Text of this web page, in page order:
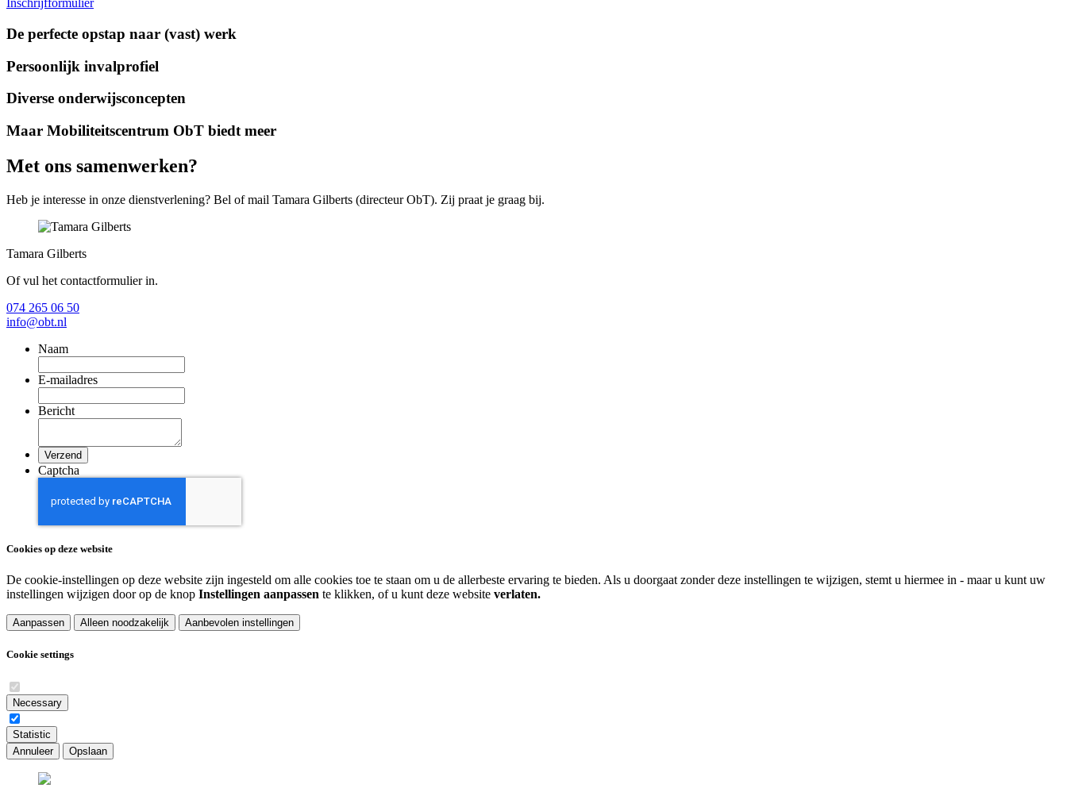
Inschrijfformulier
De perfecte opstap naar (vast) werk
Persoonlijk invalprofiel
Diverse onderwijsconcepten
Maar Mobiliteitscentrum ObT biedt meer
Met ons samenwerken?
Heb je interesse in onze dienstverlening? Bel of mail Tamara Gilberts (directeur ObT). Zij praat je graag bij.
Tamara Gilberts
Of vul het contactformulier in.
074 265 06 50
info@obt.nl
Naam
E-mailadres
Bericht
Captcha
Cookies op deze website
De cookie-instellingen op deze website zijn ingesteld om alle cookies toe te staan om u de allerbeste ervaring te bieden. Als u doorgaat zonder deze instellingen te wijzigen, stemt u hiermee in - maar u kunt uw
instellingen wijzigen door op de knop Instellingen aanpassen te klikken, of u kunt deze website verlaten.
Aanpassen Alleen noodzakelijk Aanbevolen instellingen
Cookie settings
Necessary
Statistic
Annuleer
Opslaan